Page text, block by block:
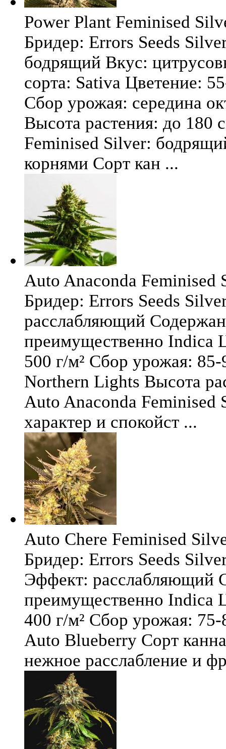
Power Plant Feminised
Бридер: Errors Seeds
бодрящий Вкус:
сорта: Sativa Цветение:
Сбор урожая: середина
Высота растения: до 180
Feminised Silver:
корнями Сорт кан ...
Auto Anaconda Feminised
Бридер: Errors Seeds
расслабляющий
преимущественно Indica
500 г/м² Сбор урожая:
Northern Lights Высота
Auto Anaconda
характер и спокойст ...
Auto Chere Feminised
Бридер: Errors Seeds
Эффект: расслабляющий
преимущественно Indica
400 г/м² Сбор урожая:
Auto Blueberry Сорт
нежное расслабление и